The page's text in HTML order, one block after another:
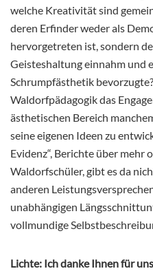
welche Kreativität sind
deren Erfinder weder als
hervorgetreten ist, sondern
Geisteshaltung einnahm und
Schrumpfästhetik
Waldorfpädagogik das
ästhetischen Bereich
seine eigenen Ideen zu
Evidenz“, Berichte über mehr
Waldorfschüler, gibt es da
anderen
unabhängigen
vollmundige
Lichte: Ich danke Ihnen für